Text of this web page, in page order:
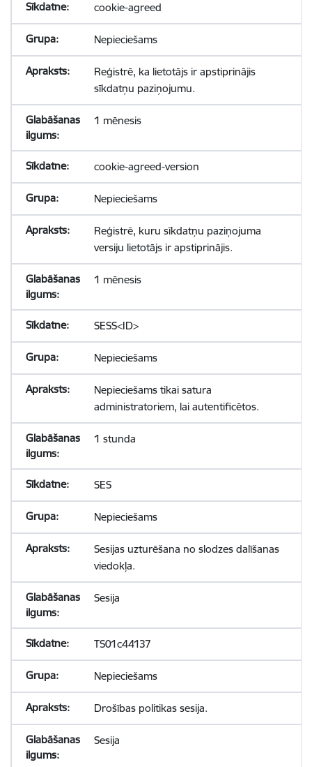
cookie-agreed
Nepieciešams
Reģistrē, ka lietotājs ir apstiprinājis
sīkdatņu paziņojumu.
1 mēnesis
cookie-agreed-version
Nepieciešams
Reģistrē, kuru sīkdatņu paziņojuma
versiju lietotājs ir apstiprinājis.
1 mēnesis
SESS<ID>
Nepieciešams
Nepieciešams tikai satura
administratoriem, lai autentificētos.
1 stunda
SES
Nepieciešams
Sesijas uzturēšana no slodzes dalīšanas
viedokļa.
Sesija
TS01c44137
Nepieciešams
Drošības politikas sesija.
Sesija